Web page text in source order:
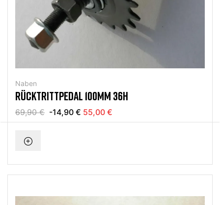
Naben
RÜCKTRITTPEDAL 100MM 36H
69,90 € -14,90 € 55,00 €